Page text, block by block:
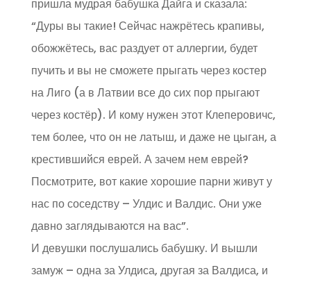
пришла мудрая бабушка Дайга и сказала:
“Дуры вы такие! Сейчас нажрётесь крапивы,
обожжётесь, вас раздует от аллергии, будет
пучить и вы не сможете прыгать через костер
на Лиго (а в Латвии все до сих пор прыгают
через костёр). И кому нужен этот Клеперовичс,
тем более, что он не латыш, и даже не цыган, а
крестившийся еврей. А зачем нем еврей?
Посмотрите, вот какие хорошие парни живут у
нас по соседству – Улдис и Валдис. Они уже
давно заглядываются на вас”.
И девушки послушались бабушку. И вышли
замуж – одна за Улдиса, другая за Валдиса, и